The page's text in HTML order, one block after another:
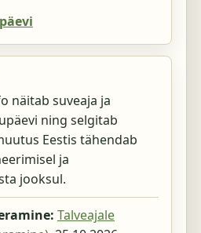
näitab suveaja ja
ning selgitab
Eestis tähendab
ja
jooksul.
Talveajale